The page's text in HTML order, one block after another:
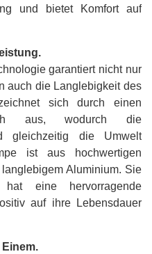
und bietet Komfort auf
garantiert nicht nur
auch die Langlebigkeit des
sich durch einen
aus, wodurch die
gleichzeitig die Umwelt
ist aus hochwertigen
Aluminium. Sie
eine hervorragende
auf ihre Lebensdauer